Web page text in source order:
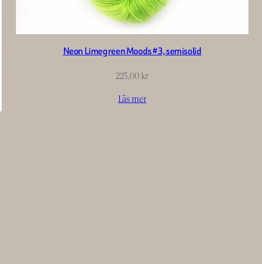
Neon Limegreen Moods #3, semisolid
225,00kr
Läs mer